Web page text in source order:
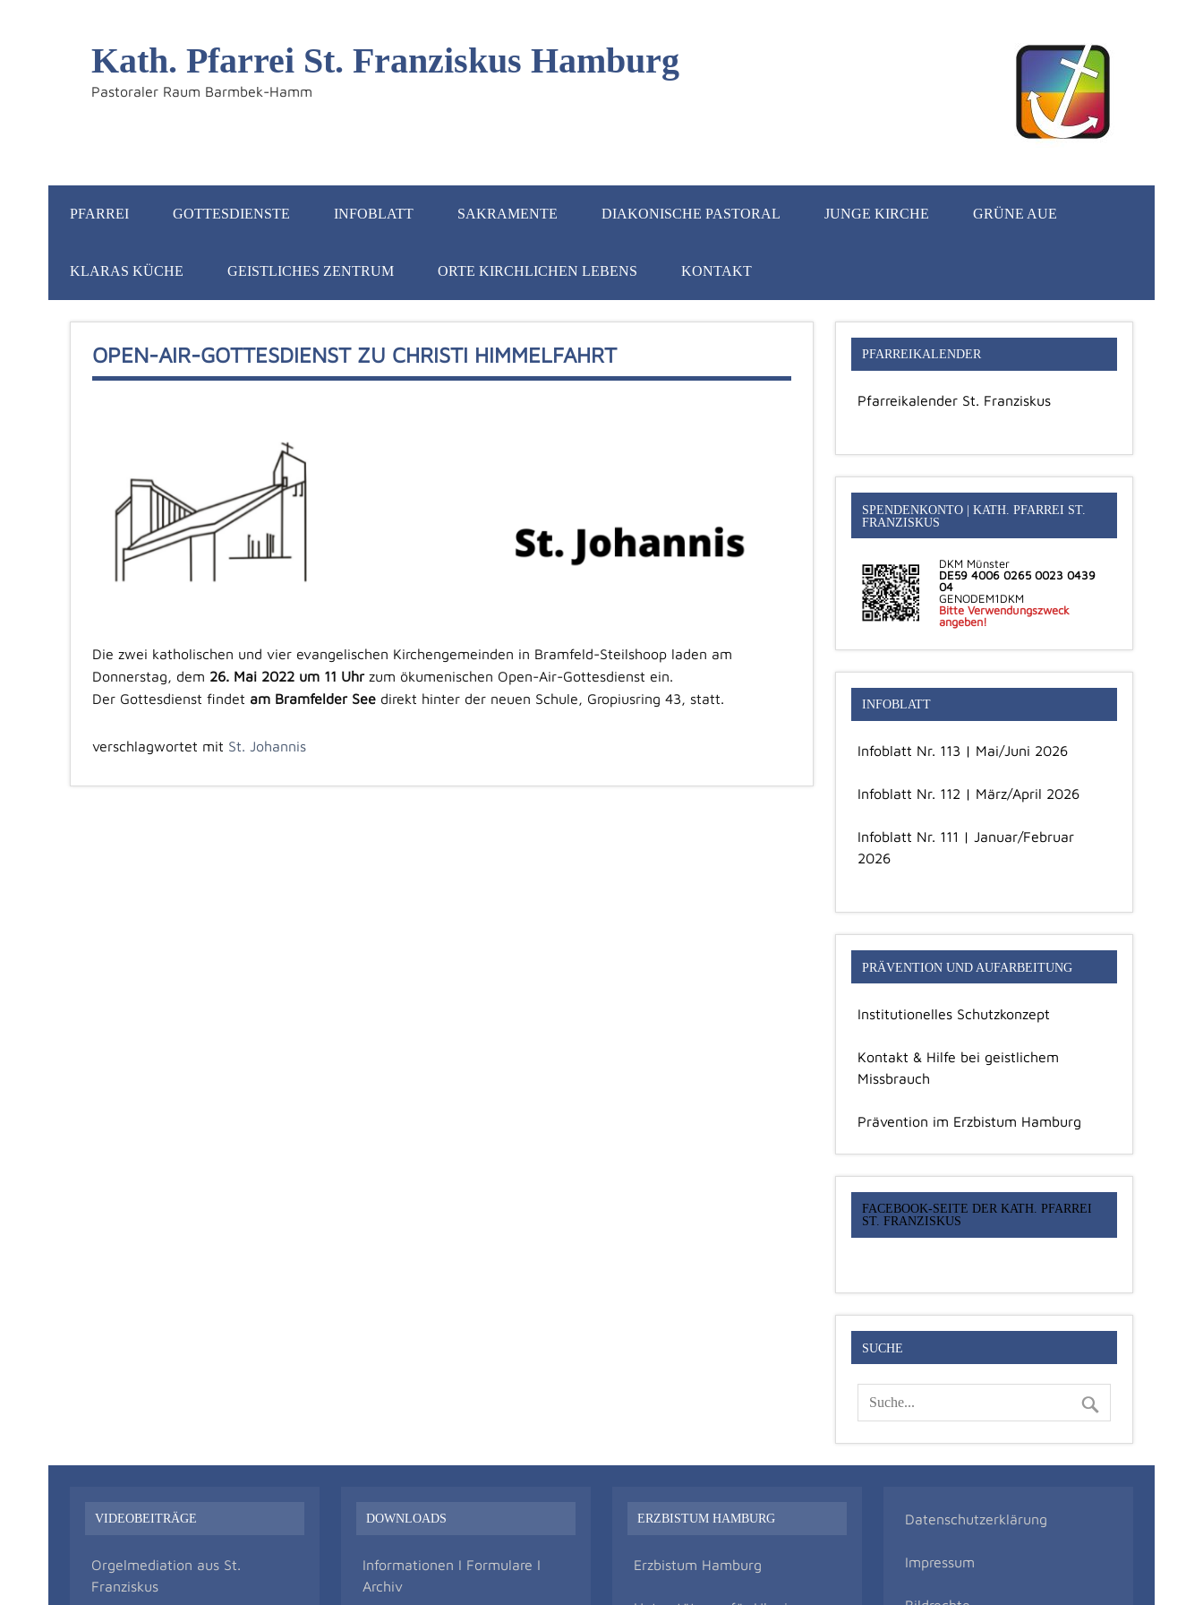
Kath. Pfarrei St. Franziskus Hamburg
Pastoraler Raum Barmbek-Hamm
PFARREI GOTTESDIENSTE INFOBLATT SAKRAMENTE DIAKONISCHE PASTORAL JUNGE KIRCHE GRÜNE AUE
KLARAS KÜCHE GEISTLICHES ZENTRUM ORTE KIRCHLICHEN LEBENS KONTAKT
OPEN-AIR-GOTTESDIENST ZU CHRISTI HIMMELFAHRT
Die zwei katholischen und vier evangelischen Kirchengemeinden in Bramfeld-Steilshoop laden am
Donnerstag, dem 26. Mai 2022 um 11 Uhr zum ökumenischen Open-Air-Gottesdienst ein.
Der Gottesdienst findet am Bramfelder Seedirekt hinter der neuen Schule, Gropiusring 43, statt.
verschlagwortet mit St. Johannis
PFARREIKALENDER
Pfarreikalender St. Franziskus
SPENDENKONTO | KATH. PFARREI ST.
FRANZISKUS
DKM Münster
DE59 4006 0265 0023 0439
04
GENODEM1DKM
Bitte Verwendungszweck
angeben!
INFOBLATT
Infoblatt Nr. 113 | Mai/Juni 2026
Infoblatt Nr. 112 | März/April 2026
Infoblatt Nr. 111 | Januar/Februar
2026
PRÄVENTION UND AUFARBEITUNG
Institutionelles Schutzkonzept
Kontakt & Hilfe bei geistlichem
Missbrauch
Prävention im Erzbistum Hamburg
FACEBOOK-SEITE DER KATH. PFARREI
ST. FRANZISKUS
SUCHE
VIDEOBEITRÄGE
Orgelmediation aus St.
Franziskus
DOWNLOADS
Informationen I Formulare I
Archiv
ERZBISTUM HAMBURG
Erzbistum Hamburg
Datenschutzerklärung
Impressum